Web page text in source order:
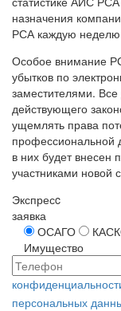
назначения
РСА каждую
Особое внимание
убытков по
заместителями.
действующего
ущемлять права
профессиональной
в них будет внесен
участниками новой
Экспресc
заявка
ОСАГО
Имущество
персональных